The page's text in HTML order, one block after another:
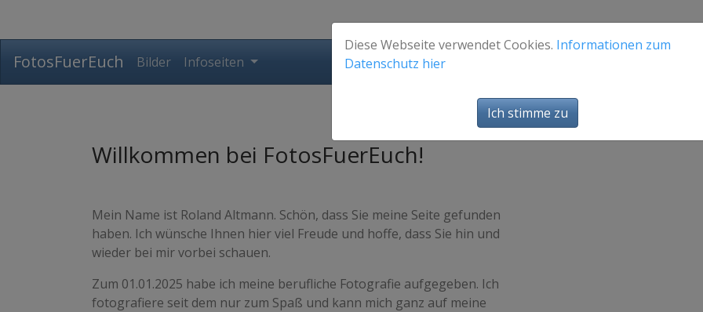
FotosFuerEuch Bilder Infoseiten
Willkommen bei FotosFuerEuch!
Mein Name ist Roland Altmann. Schön, dass Sie meine Seite gefunden
haben. Ich wünsche Ihnen hier viel Freude und hoffe, dass Sie hin und
wieder bei mir vorbei schauen.
Zum 01.01.2025 habe ich meine berufliche Fotografie aufgegeben. Ich
fotografiere seit dem nur zum Spaß und kann mich ganz auf meine
Diese Webseite verwendet Cookies. Informationen zum
Datenschutz hier
Ich stimme zu